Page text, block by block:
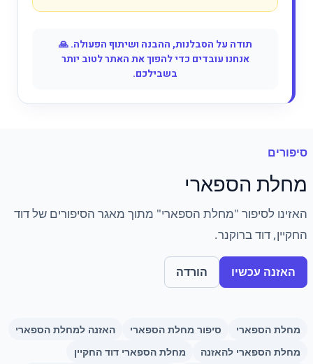
תודה על הסבלנות, ההבנה ושיתוף הפעולה. 🙏
אנחנו עובדים כדי להפוך את האתר לטוב יותר
בשבילכם.
סיפורים
מחלת הספארי
האזינו לסיפור "מחלת הספארי" מתוך מאגר הסיפורים של דוד
החקיין, דוד ברוקנר.
האזנה עכשיו הורדה
מחלת הספארי סיפור מחלת הספארי
האזנה למחלת הספארי
מחלת הספארי להאזנה
מחלת הספארי דוד החקיין